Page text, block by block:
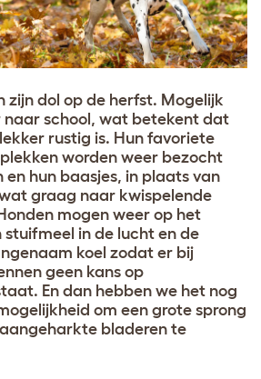
zijn dol op de herfst. Mogelijk
naar school, wat betekent dat
rustig is. Hun favoriete
worden weer bezocht
en hun baasjes, in plaats van
graag naar kwispelende
mogen weer op het
in de lucht en de
koel zodat er bij
geen kans op
En dan hebben we het nog
om een grote sprong
bladeren te